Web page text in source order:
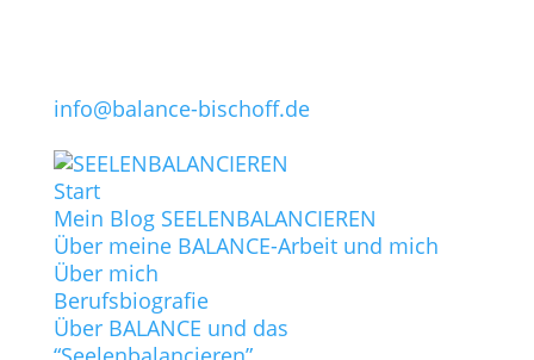
info@balance-bischoff.de
Start
Mein Blog SEELENBALANCIEREN
Über meine BALANCE-Arbeit und mich
Über mich
Berufsbiografie
Über BALANCE und das